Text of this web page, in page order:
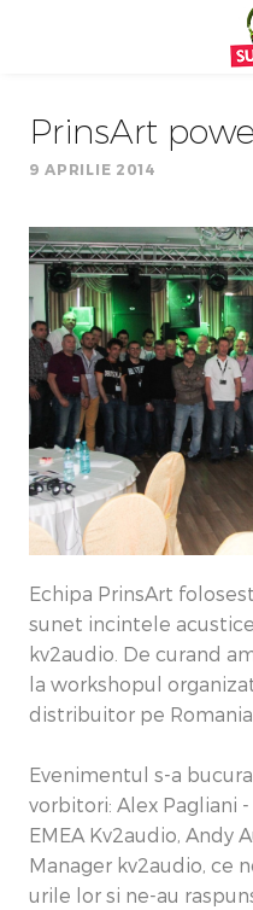
PrinsArt
9 APRILIE 2014
Echipa PrinsArt
sunet incintele
kv2audio. De curand
la workshopul
distribuitor pe
Evenimentul s-a
vorbitori: Alex Pagliani
EMEA Kv2audio, Andy
Manager kv2audio, ce
urile lor si ne-au